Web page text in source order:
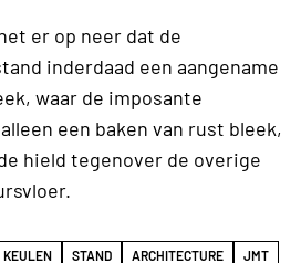
er op neer dat de
inderdaad een aangename
waar de imposante
een baken van rust bleek,
hield tegenover de overige
KEULEN STAND ARCHITECTURE JMT